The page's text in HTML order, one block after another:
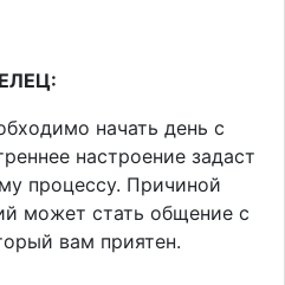
начать день с
настроение задаст
процессу. Причиной
может стать общение с
вам приятен.